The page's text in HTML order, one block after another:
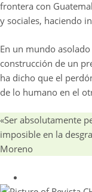
frontera con
y sociales, haciendo
En un mundo
construcción de un
ha dicho que el
de lo humano en el
«Ser absolutamente
imposible en la
Moreno